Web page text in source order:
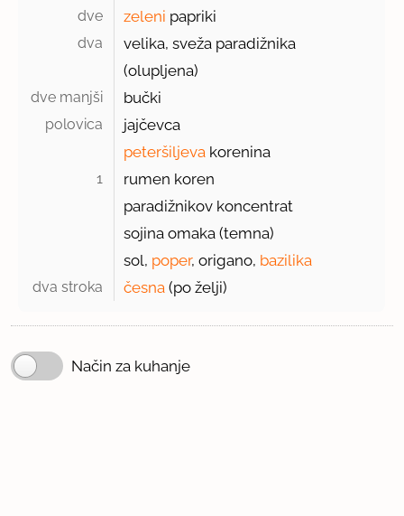
dve zeleni papriki
dva
velika, sveža paradižnika
(olupljena)
dve manjši bučki
polovica
jajčevca
peteršiljeva korenina
1
rumen koren
paradižnikov koncentrat
sojina omaka (temna)
sol, poper, origano, bazilika
dva stroka česna (po želji)
Način za kuhanje